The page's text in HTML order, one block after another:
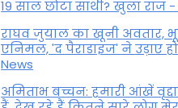
19 साल छोटा साथी? खुला राज -
राघव जुयाल का खूनी अवतार,
एनिमल, 'द पैराडाइज' ने उड़ाए
News
अमिताभ बच्चन: हमारी आंखें